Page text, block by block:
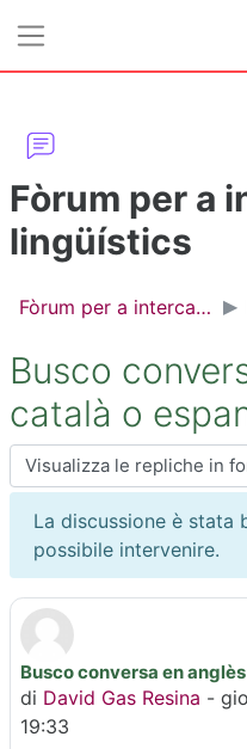
Fòrum per a
lingüístics
Fòrum per a intercanvis lingüístics
Busco
català o
Modalità visualizzazione
La discussione è stata
possibile intervenire.
Busco conversa en
di David Gas Resina -
19:33
Numero di risposte: 0